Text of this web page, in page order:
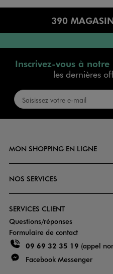
390
Inscrivez-vous à notre
les dernières
MON SHOPPING EN LIGNE
NOS SERVICES
SERVICES CLIENT
Questions/réponses
Formulaire de contact
09 69 32 35 19 (appel
Facebook Messenger